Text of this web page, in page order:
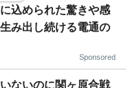
込められた驚きや感
み出し続ける電通の
Sponsored
ないのに関ヶ原合戦